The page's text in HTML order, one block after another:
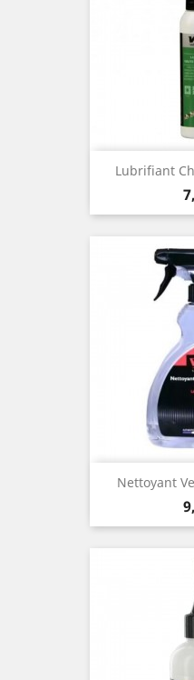
Lubrifiant
Nettoyant